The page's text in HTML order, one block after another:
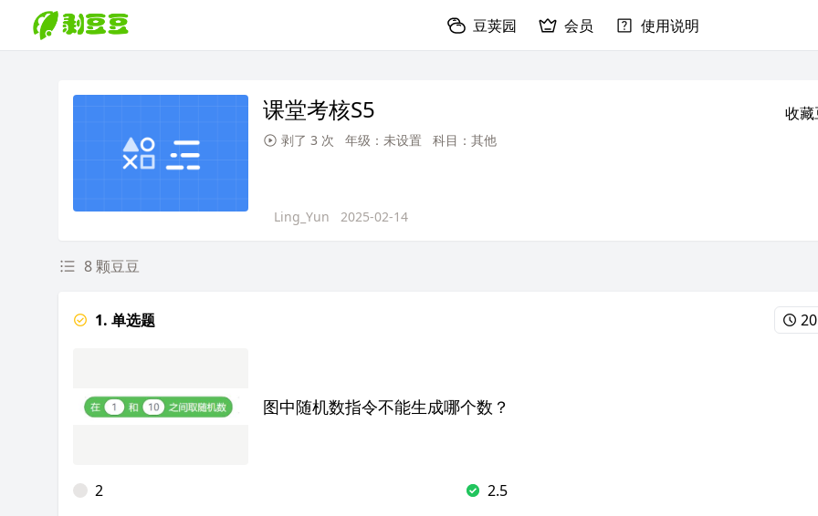
豆荚园 会员 使用说明
课堂考核S5 收
剥了 3 次 年级：未设置 科目：其他
Ling_Yun 2025-02-14
8 颗豆豆
1. 单选题
图中随机数指令不能生成哪个数？
2
2.5